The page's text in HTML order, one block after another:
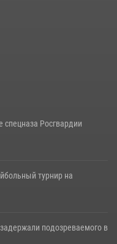
правопорядок и
Росгвардии
турнир на
подозреваемого в